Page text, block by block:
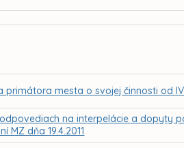
primátora mesta o svojej činnosti od
na interpelácie a dopyty
MZ dňa 19.4.2011